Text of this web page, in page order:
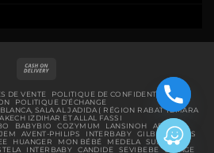
Delivery
DE VENTE
POLITIQUE DE CONFIDENTIALITÉ
POLITIQUE D’ÉCHANGE
SALA AL JADIDA ( RÉGION RABAT TEMARA
IZDIHAR ET ALLAL FASSI
BABYBIO COZYMUM LANSINOH
ABENA
AVENT-PHILIPS INTERBABY GILBERT
BIBS
HUANGER MON BÉBÉ MEDELA
SUAVINEX
INTERBABY CANDIDE SEVIBEBE URIAGE